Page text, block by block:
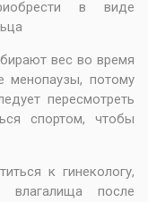
в виде
вес во время
менопаузы, потому
пересмотреть
спортом, чтобы
к гинекологу,
влагалища после